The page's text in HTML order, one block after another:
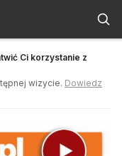
Ci korzystanie z
wizycie. Dowiedz